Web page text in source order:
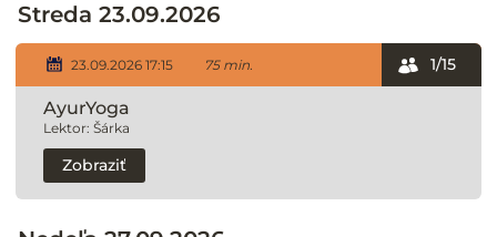
Streda 23.09.2026
23.09.2026 17:15 75 min.
AyurYoga
Lektor: Šárka
1/15
Zobraziť